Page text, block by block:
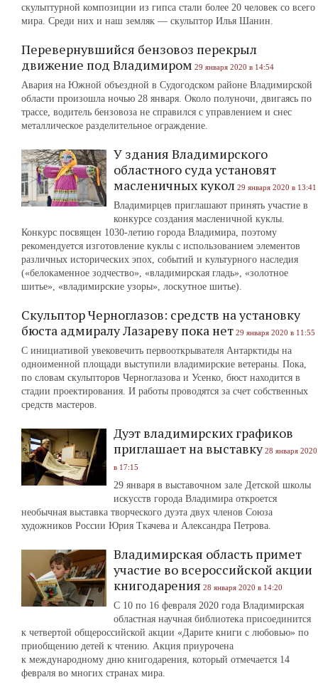
скульптурной композиции из гипса стали более 20 человек со всего
мира. Среди них и наш земляк — скульптор Илья Шанин.
Перевернувшийся бензовоз перекрыл
движение под Владимиром 29 января 2020 в 14:54
Авария на Южной объездной в Судогодском районе Владимирской
области произошла ночью 28 января. Около полуночи, двигаясь по
трассе, водитель бензовоза не справился с управлением и снес
металлическое разделительное ограждение.
У здания Владимирского
областного суда установят
масленичных кукол 29 января 2020 в 13:41
Владимирцев приглашают принять участие в
конкурсе создания масленичной куклы.
Конкурс посвящен 1030-летию города Владимира, поэтому
рекомендуется изготовление куклы с использованием элементов
различных исторических эпох, событий и культурного наследия
(«белокаменное зодчество», «владимирская гладь», «золотное
шитье», «владимирские узоры», лоскутное шитье).
Скульптор Черноглазов: средств на установку
бюста адмиралу Лазареву пока нет 29 января 2020 в 11:55
С инициативой увековечить первооткрывателя Антарктиды на
одноименной площади выступили владимирские ветераны. Пока,
по словам скульпторов Черноглазова и Усенко, бюст находится в
стадии проектирования. И работы проводятся за счет собственных
средств мастеров.
Дуэт владимирских графиков
приглашает на выставку 28 января 2020
в 17:15
29 января в выставочном зале Детской школы
искусств города Владимира откроется
необычная выставка творческого дуэта двух членов Союза
художников России Юрия Ткачева и Александра Петрова.
Владимирская область примет
участие во всероссийской акции
книгодарения 28 января 2020 в 14:20
С 10 по 16 февраля 2020 года Владимирская
областная научная библиотека присоединится
к четвертой общероссийской акции «Дарите книги с любовью» по
приобщению детей к чтению. Акция приурочена
к международному дню книгодарения, который отмечается 14
февраля во многих странах мира.